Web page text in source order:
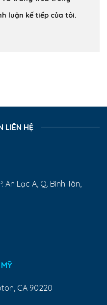
luận kế tiếp của tôi.
LIÊN HỆ
An Lạc A, Q. Bình Tân,
CA 90220